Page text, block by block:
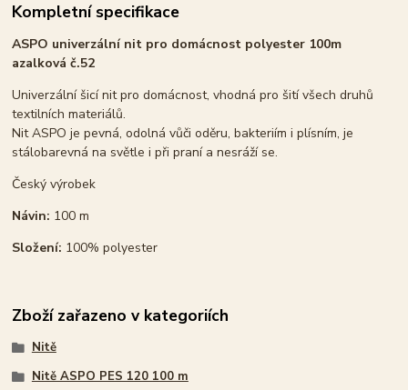
Kompletní specifikace
ASPO univerzální nit pro domácnost polyester 100m
azalková č.52
Univerzální šicí nit pro domácnost, vhodná pro šití všech druhů
textilních materiálů.
Nit ASPO je pevná, odolná vůči oděru, bakteriím i plísním, je
stálobarevná na světle i při praní a nesráží se.
Český výrobek
Návin: 100 m
Složení: 100% polyester
Zboží zařazeno v kategoriích
Nitě
Nitě ASPO PES 120 100 m